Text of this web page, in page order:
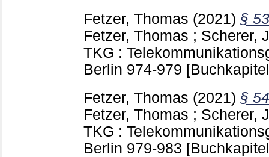
Fetzer, Thomas (2021) §
Fetzer, Thomas ; Scherer,
TKG :
Berlin 974-979
Fetzer, Thomas (2021) §
Fetzer, Thomas ; Scherer,
TKG :
Berlin 979-983